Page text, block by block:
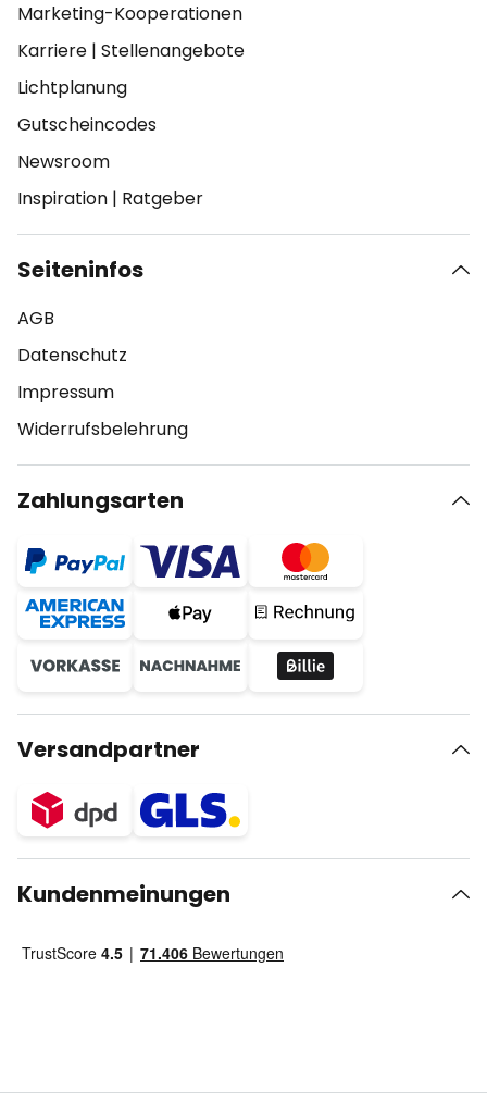
Marketing-Kooperationen
Karriere | Stellenangebote
Lichtplanung
Gutscheincodes
Newsroom
Inspiration | Ratgeber
Seiteninfos
AGB
Datenschutz
Impressum
Widerrufsbelehrung
Zahlungsarten
Versandpartner
Kundenmeinungen